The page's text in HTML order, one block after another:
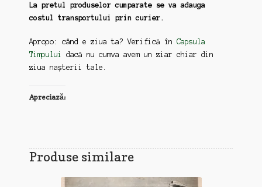
La pretul produselor cumparate se va adauga
costul transportului prin curier.
Apropo: când e ziua ta? Verifică în Capsula
Timpului
dacă nu cumva avem un ziar chiar din
ziua nașterii tale.
Apreciază:
Produse similare